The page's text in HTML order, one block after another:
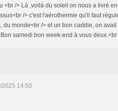
<br /> Là ,voilà du soleil on nous a livré
/> c'est l'aérothermie qu'il faut
du monde<br /> et un bon caddie, on
samedi bon week-end à vous
2025 14:50